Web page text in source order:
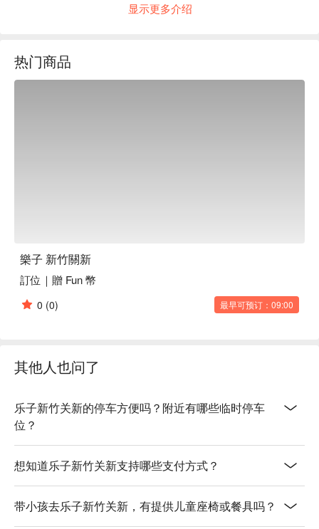
樂子 新竹關新推薦：餐點選擇豐富，價格親民，服務穩定。
显示更多介绍
热门商品
樂子 新竹關新
訂位｜贈 Fun 幣
0 (0) 最早可预订：09:00
其他人也问了
乐子新竹关新的停车方便吗？附近有哪些临时停车
位？
想知道乐子新竹关新支持哪些支付方式？
带小孩去乐子新竹关新，有提供儿童座椅或餐具吗？